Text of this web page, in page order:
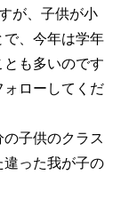
が、子供が小
、今年は学年
も多いのです
ローしてくだ
子供のクラス
った我が子の